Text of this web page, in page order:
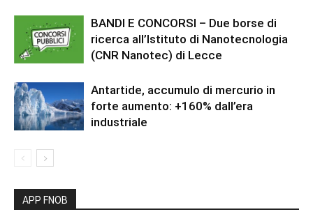
BANDI E CONCORSI – Due borse di
ricerca all’Istituto di Nanotecnologia
(CNR Nanotec) di Lecce
Antartide, accumulo di mercurio in
forte aumento: +160% dall’era
industriale
APP FNOB